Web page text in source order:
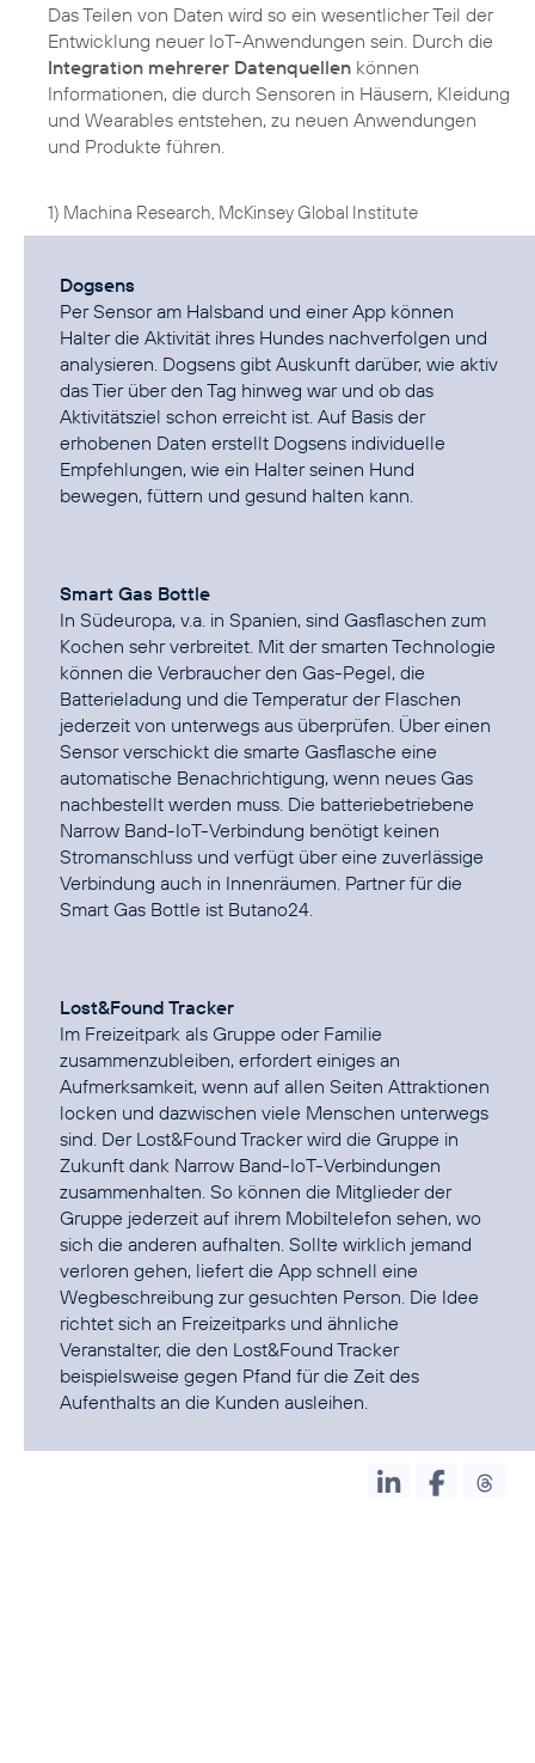
Das Teilen von Daten wird so ein wesentlicher Teil der
Entwicklung neuer IoT-Anwendungen sein. Durch die
Integration mehrerer Datenquellen können
Informationen, die durch Sensoren in Häusern, Kleidung
und Wearables entstehen, zu neuen Anwendungen
und Produkte führen.
1) Machina Research, McKinsey Global Institute
Dogsens
Per Sensor am Halsband und einer App können
Halter die Aktivität ihres Hundes nachverfolgen und
analysieren. Dogsens gibt Auskunft darüber, wie aktiv
das Tier über den Tag hinweg war und ob das
Aktivitätsziel schon erreicht ist. Auf Basis der
erhobenen Daten erstellt Dogsens individuelle
Empfehlungen, wie ein Halter seinen Hund
bewegen, füttern und gesund halten kann.
Smart Gas Bottle
In Südeuropa, v.a. in Spanien, sind Gasflaschen zum
Kochen sehr verbreitet. Mit der smarten Technologie
können die Verbraucher den Gas-Pegel, die
Batterieladung und die Temperatur der Flaschen
jederzeit von unterwegs aus überprüfen. Über einen
Sensor verschickt die smarte Gasflasche eine
automatische Benachrichtigung, wenn neues Gas
nachbestellt werden muss. Die batteriebetriebene
Narrow Band-IoT-Verbindung benötigt keinen
Stromanschluss und verfügt über eine zuverlässige
Verbindung auch in Innenräumen. Partner für die
Smart Gas Bottle ist Butano24.
Lost&Found Tracker
Im Freizeitpark als Gruppe oder Familie
zusammenzubleiben, erfordert einiges an
Aufmerksamkeit, wenn auf allen Seiten Attraktionen
locken und dazwischen viele Menschen unterwegs
sind. Der Lost&Found Tracker wird die Gruppe in
Zukunft dank Narrow Band-IoT-Verbindungen
zusammenhalten. So können die Mitglieder der
Gruppe jederzeit auf ihrem Mobiltelefon sehen, wo
sich die anderen aufhalten. Sollte wirklich jemand
verloren gehen, liefert die App schnell eine
Wegbeschreibung zur gesuchten Person. Die Idee
richtet sich an Freizeitparks und ähnliche
Veranstalter, die den Lost&Found Tracker
beispielsweise gegen Pfand für die Zeit des
Aufenthalts an die Kunden ausleihen.